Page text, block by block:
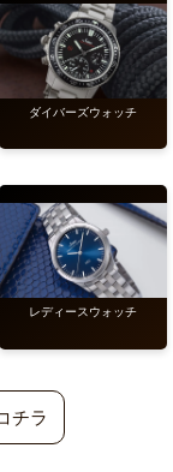
ダイバーズウォッチ
レディースウォッチ
チラ